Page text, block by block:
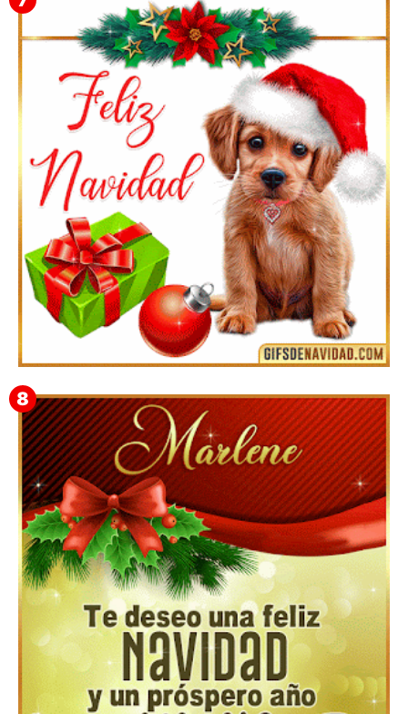
Feliz Navidad y próspero Año Nuevo Bianca
▷ Los Mejores Fondos de pantalla de feliz navidad
2022 📖